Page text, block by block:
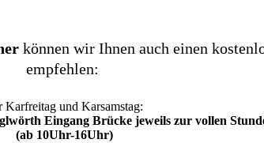
können wir Ihnen auch einen
empfehlen:
Karfreitag und Karsamstag:
Eingang Brücke jeweils zur vollen
(ab 10Uhr-16Uhr)